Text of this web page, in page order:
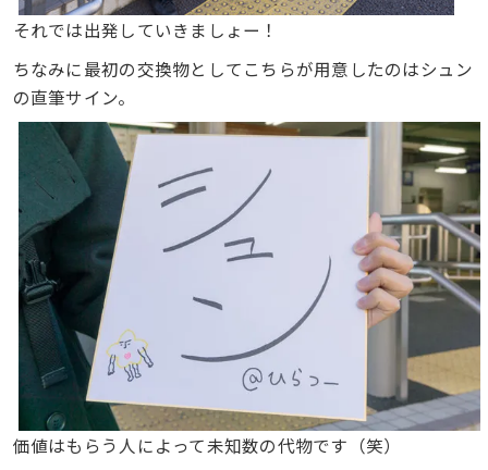
それでは出発していきましょー！
ちなみに最初の交換物としてこちらが用意したのはシュン
の直筆サイン。
価値はもらう人によって未知数の代物です（笑）